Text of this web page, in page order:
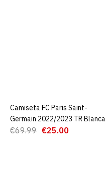
AGREGAR AL CARRO
Camiseta FC Paris Saint-
Germain 2022/2023 TR Blanca
€69.99 €25.00